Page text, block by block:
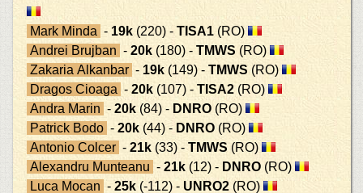
Mark Minda - 19k (220) -TISA1 (RO)
Andrei Brujban -20k (180) -TMWS (RO)
Zakaria Alkanbar - 19k(149) -TMWS (RO)
Dragos Cioaga -20k (107) -TISA2 (RO)
Andra Marin -20k (84) - DNRO (RO)
Patrick Bodo -20k (44) - DNRO (RO)
Antonio Colcer -21k (33) -TMWS (RO)
Alexandru Munteanu -21k (12) - DNRO (RO)
Luca Mocan -25k (-112) - UNRO2 (RO)